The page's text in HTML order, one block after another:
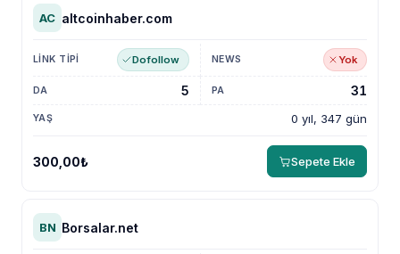
AC altcoinhaber.com
Dofollow Yok
0 yıl, 347 gün
5 31
300,00₺ Sepete Ekle
BN Borsalar.net